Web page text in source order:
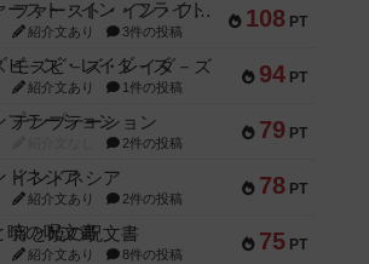
108 PT
ファースト・イン・フライト
紹介文あり 3件の投稿
94 PT
モズビ－ズ・レイダ－ズ
紹介文あり 1件の投稿
79 PT
テンプテーション
2件の投稿
78 PT
インドネシア
紹介文あり 2件の投稿
75 PT
宵と暁の呪文書
紹介文あり 8件の投稿